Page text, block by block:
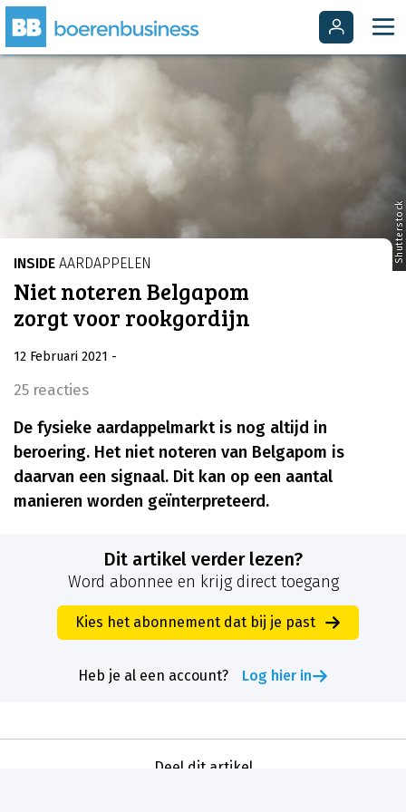
Shutterstock
INSIDE AARDAPPELEN
Niet noteren Belgapom
zorgt voor rookgordijn
12 Februari 2021 -
25 reacties
De fysieke aardappelmarkt is nog altijd in
beroering. Het niet noteren van Belgapom is
daarvan een signaal. Dit kan op een aantal
manieren worden geïnterpreteerd.
Dit artikel verder lezen?
Word abonnee en krijg direct toegang
Kies het abonnement dat bij je past
Heb je al een account? Log hier in
Deel dit artikel